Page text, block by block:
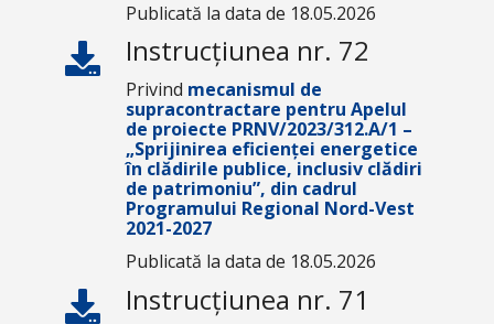
Publicată la data de 18.05.2026
Instrucțiunea nr. 72
Privind mecanismul de
supracontractare pentru Apelul
de proiecte PRNV/2023/312.A/1 –
„Sprijinirea eficienței energetice
în clădirile publice, inclusiv clădiri
de patrimoniu”, din cadrul
Programului Regional Nord-Vest
2021-2027
Publicată la data de 18.05.2026
Instrucțiunea nr. 71